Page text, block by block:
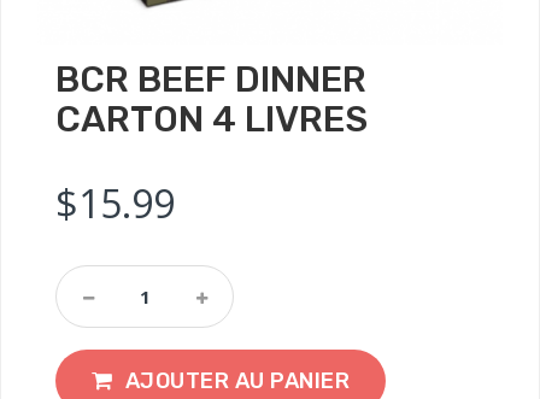
BCR BEEF DINNER
CARTON 4 LIVRES
$15.99
AJOUTER AU PANIER